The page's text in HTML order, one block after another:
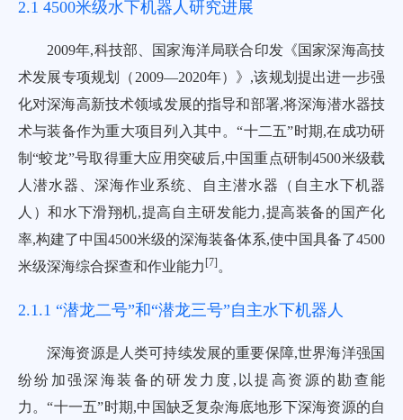
2.1 4500米级水下机器人研究进展
2009年,科技部、国家海洋局联合印发《国家深海高技
术发展专项规划（2009—2020年）》,该规划提出进一步强
化对深海高新技术领域发展的指导和部署,将深海潜水器技
术与装备作为重大项目列入其中。“十二五”时期,在成功研
制“蛟龙”号取得重大应用突破后,中国重点研制4500米级载
人潜水器、深海作业系统、自主潜水器（自主水下机器
人）和水下滑翔机,提高自主研发能力,提高装备的国产化
率,构建了中国4500米级的深海装备体系,使中国具备了4500
米级深海综合探查和作业能力 [7] 。
2.1.1 “潜龙二号”和“潜龙三号”自主水下机器人
深海资源是人类可持续发展的重要保障,世界海洋强国
纷纷加强深海装备的研发力度,以提高资源的勘查能
力。“十一五”时期,中国缺乏复杂海底地形下深海资源的自